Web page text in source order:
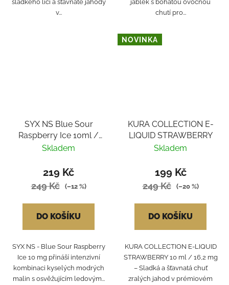
sladkého liči a šťavnaté jahody
v...
jablek s bohatou ovocnou
chutí pro...
SYX NS Blue Sour
Raspberry Ice 10ml /
10mg
Skladem
219 Kč
249 Kč (–12 %)
DO KOŠÍKU
SYX NS - Blue Sour Raspberry
Ice 10 mg přináší intenzivní
kombinaci kyselých modrých
malin s osvěžujícím ledovým...
NOVINKA
KURA COLLECTION E-
LIQUID STRAWBERRY
Skladem
199 Kč
249 Kč (–20 %)
DO KOŠÍKU
KURA COLLECTION E-LIQUID
STRAWBERRY 10 ml / 16,2 mg
– Sladká a šťavnatá chuť
zralých jahod v prémiovém